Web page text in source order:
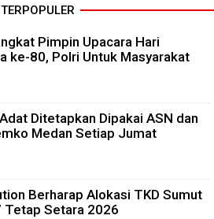
TERPOPULER
Pimpin Upacara Hari
ke-80, Polri Untuk Masyarakat
Ditetapkan Dipakai ASN dan
Medan Setiap Jumat
Berharap Alokasi TKD Sumut
Tetap Setara 2026